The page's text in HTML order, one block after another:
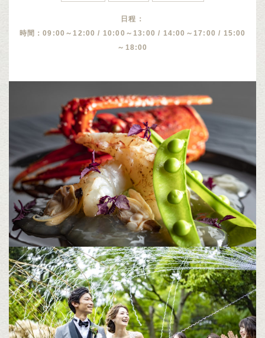
日程：
時間：09:00～12:00 / 10:00～13:00 / 14:00～17:00 / 15:00
～18:00